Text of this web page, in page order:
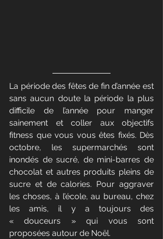
La période des fêtes de fin d’année est
sans aucun doute la période la plus
difficile de l’année pour manger
sainement et coller aux objectifs
fitness que vous vous êtes fixés. Dès
octobre, les supermarchés sont
inondés de sucré, de mini-barres de
chocolat et autres produits pleins de
sucre et de calories. Pour aggraver
les choses, à l’école, au bureau, chez
les amis, il y a toujours des
« douceurs » qui vous sont
proposées autour de Noël.